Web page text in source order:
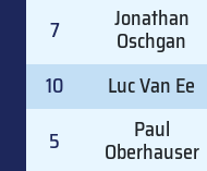
7 Jonathan
Oschgan
10
Luc Van Ee
5
Paul
Oberhauser